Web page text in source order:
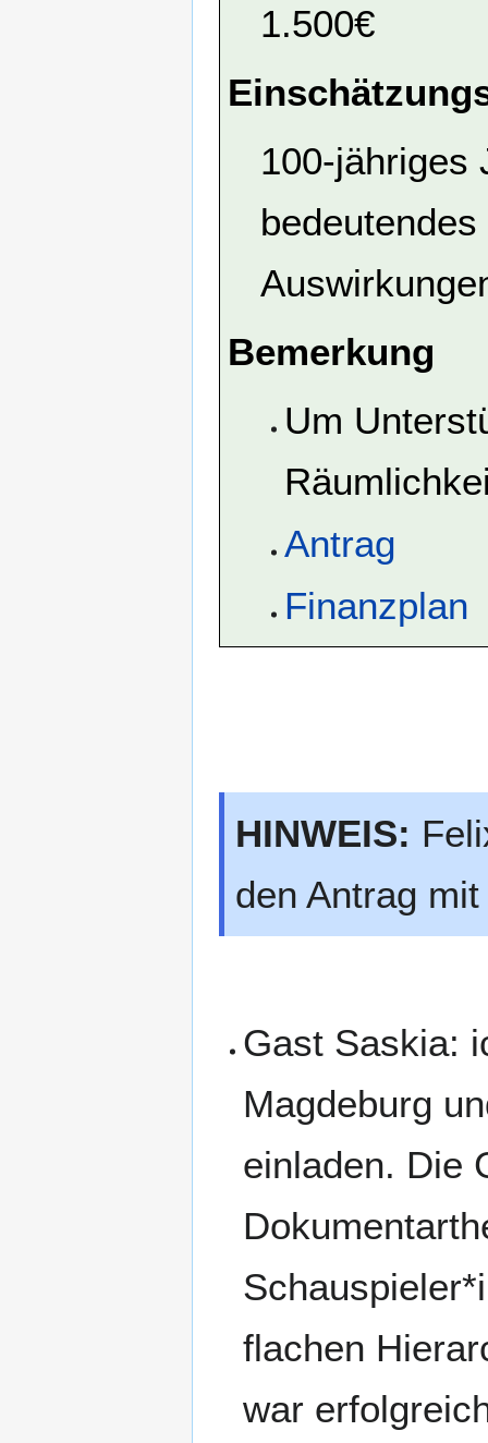
1.500€
100-jähriges
Bemerkung
Um
Antrag
Finanzplan
HINWEIS:
den Antrag
Gast Saskia:
Magdeburg
einladen. Die
flachen
war